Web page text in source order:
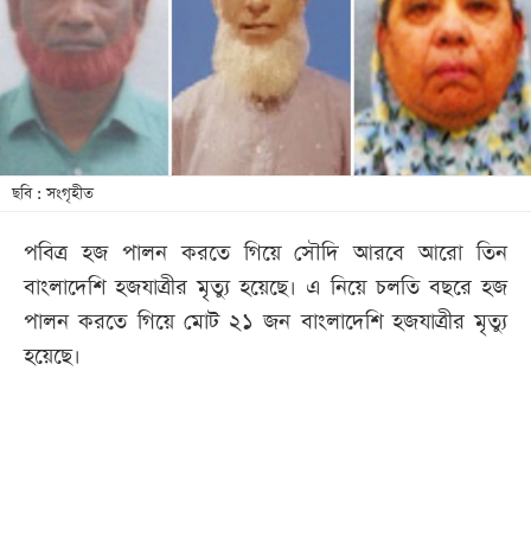
খেলা
লাইফ
স্টাইল
শিক্ষা
সব
বিভাগ
ছবি
ছবি : সংগৃহীত
পবিত্র হজ পালন করতে গিয়ে সৌদি আরবে আরো তিন
বাংলাদেশি হজযাত্রীর মৃত্যু হয়েছে। এ নিয়ে চলতি বছরে হজ
পালন করতে গিয়ে মোট ২১ জন বাংলাদেশি হজযাত্রীর মৃত্যু
হয়েছে।